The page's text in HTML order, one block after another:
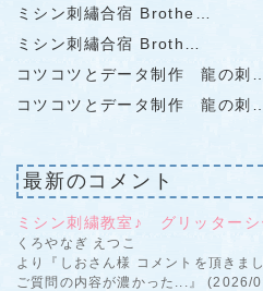
ミシン刺繡合宿 Brothe…
ミシン刺繡合宿 Broth…
コツコツとデータ制作 龍の刺…
コツコツとデータ制作 龍の刺…
最新のコメント
ミシン刺繍教室♪ グリッター
くろやなぎ えつこ
より『しおさん様 コメントを頂きま
ご質問の内容が濃かった...』 (2026/